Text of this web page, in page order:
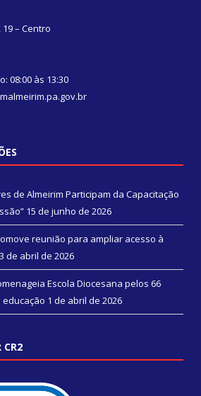
19 – Centro
08:00 às 13:30
de Almeirim Participam da Capacitação
15 de junho de 2026
reunião para ampliar acesso à
de abril de 2026
Escola Diocesana pelos 66
1 de abril de 2026
CR2